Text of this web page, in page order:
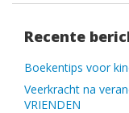
Recente
Boekentips voor
Veerkracht na
VRIENDEN